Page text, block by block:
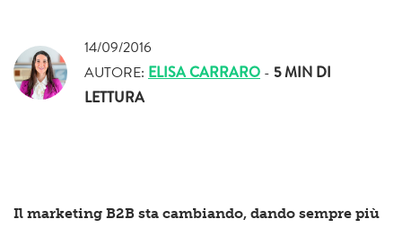
14/09/2016
AUTORE: ELISA CARRARO - 5 MIN DI
LETTURA
Il marketing B2B sta cambiando, dando sempre più